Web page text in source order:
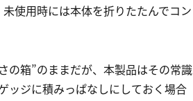
使用時には本体を折りたたんでコン
の箱”のままだが、本製品はその常識
ッジに積みっぱなしにしておく場合